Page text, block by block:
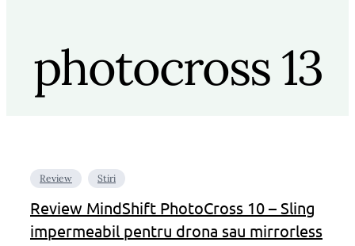
photocross 13
Review Stiri
Review MindShift PhotoCross 10 – Sling
impermeabil pentru drona sau mirrorless